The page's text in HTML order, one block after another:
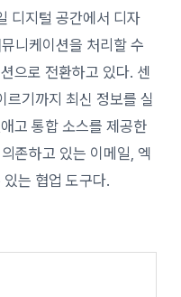
디지털 공간에서 디자
니케이션을 처리할 수
으로 전환하고 있다. 센
기까지 최신 정보를 실
고 통합 소스를 제공한
존하고 있는 이메일, 엑
는 협업 도구다.